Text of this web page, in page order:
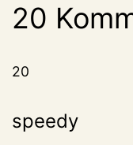
20
20
speedy